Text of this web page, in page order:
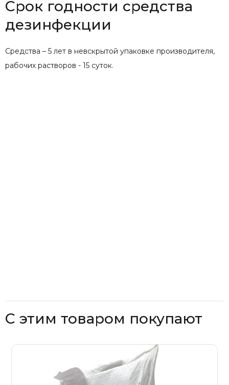
Срок годности средства
дезинфекции
Средства – 5 лет в невскрытой упаковке производителя,
рабочих растворов - 15 суток.
С этим товаром покупают